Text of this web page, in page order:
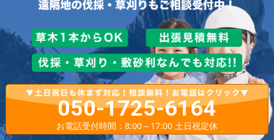
050-1725-6164
お電話受付時間：8:00～17:00 土日祝定休